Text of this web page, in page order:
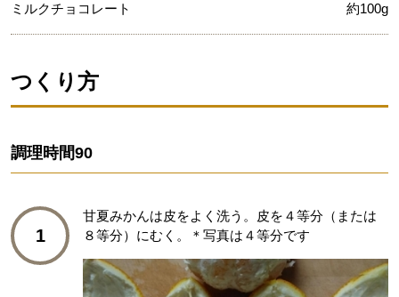
ミルクチョコレート 約100g
つくり方
調理時間90
1
甘夏みかんは皮をよく洗う。皮を４等分（または
８等分）にむく。＊写真は４等分です